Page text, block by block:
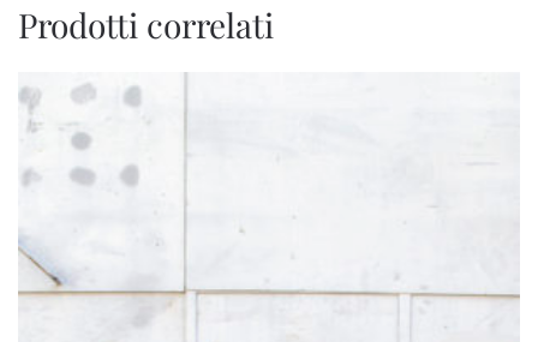
Prodotti correlati